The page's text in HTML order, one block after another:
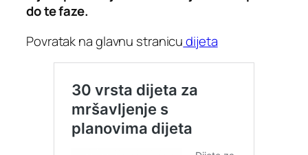
do te faze.
Povratak na glavnu stranicudijeta